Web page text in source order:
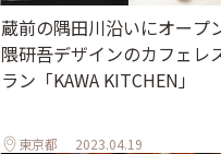
蔵前の隅田川沿いにオープ
隈研吾デザインのカフェレ
ラン「KAWA KITCHEN」
東京都 2023.04.19